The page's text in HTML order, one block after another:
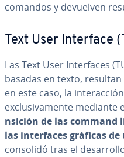
comandos y devuelven
Text User Interface
Las Text User In­te­r­fa­ces
basadas en texto,
en este caso, la
ex­clu­si­va­me­n­te mediante
n­si­ción de las command
las in­te­r­fa­ces gráficas
consolidó tras el